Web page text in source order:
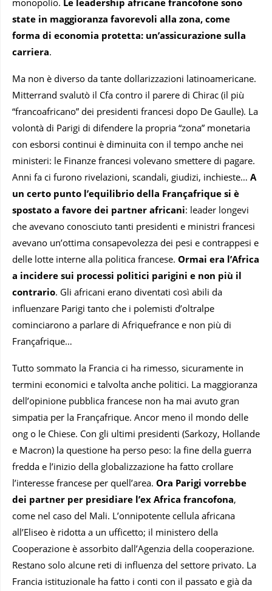
state in maggioranza favorevoli alla zona, come
forma di economia protetta: un’assicurazione sulla
carriera.
Ma non è diverso da tante dollarizzazioni latinoamericane.
Mitterrand svalutò il Cfa contro il parere di Chirac (il più
“francoafricano” dei presidenti francesi dopo De Gaulle). La
volontà di Parigi di difendere la propria “zona” monetaria
con esborsi continui è diminuita con il tempo anche nei
ministeri: le Finanze francesi volevano smettere di pagare.
Anni fa ci furono rivelazioni, scandali, giudizi, inchieste… A
un certo punto l’equilibrio della Françafrique si è
spostato a favore dei partner africani: leader longevi
che avevano conosciuto tanti presidenti e ministri francesi
avevano un’ottima consapevolezza dei pesi e contrappesi e
delle lotte interne alla politica francese. Ormai era l’Africa
a incidere sui processi politici parigini e non più il
contrario. Gli africani erano diventati così abili da
influenzare Parigi tanto che i polemisti d’oltralpe
cominciarono a parlare di Afriquefrance e non più di
Françafrique…
Tutto sommato la Francia ci ha rimesso, sicuramente in
termini economici e talvolta anche politici. La maggioranza
dell’opinione pubblica francese non ha mai avuto gran
simpatia per la Françafrique. Ancor meno il mondo delle
ong o le Chiese. Con gli ultimi presidenti (Sarkozy, Hollande
e Macron) la questione ha perso peso: la fine della guerra
fredda e l’inizio della globalizzazione ha fatto crollare
l’interesse francese per quell’area. Ora Parigi vorrebbe
dei partner per presidiare l’ex Africa francofona,
come nel caso del Mali. L’onnipotente cellula africana
all’Eliseo è ridotta a un ufficetto; il ministero della
Cooperazione è assorbito dall’Agenzia della cooperazione.
Restano solo alcune reti di influenza del settore privato. La
Francia istituzionale ha fatto i conti con il passato e già da